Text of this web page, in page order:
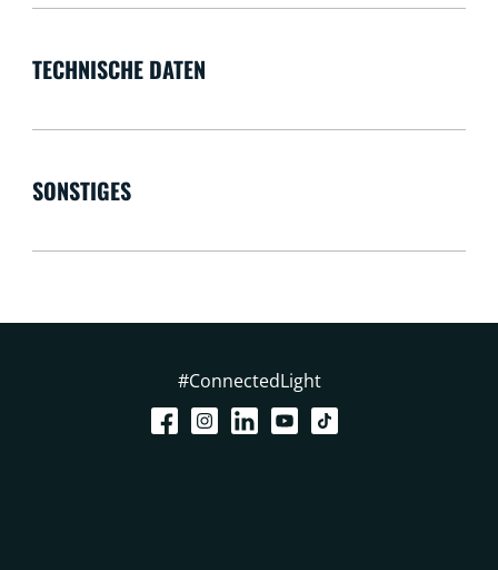
TECHNISCHE DATEN
SONSTIGES
#ConnectedLight